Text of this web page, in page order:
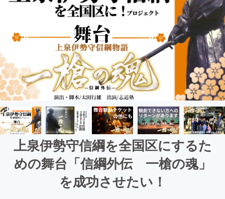
上泉伊勢守信綱を全国区にするた
めの舞台「信綱外伝 一槍の魂」
を成功させたい！